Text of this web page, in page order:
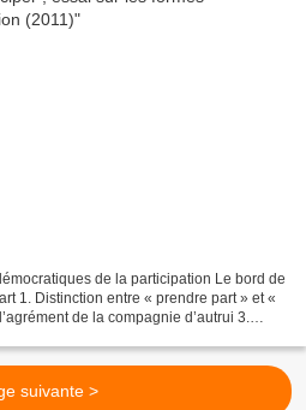
de la participation Le bord de
1. Distinction entre « prendre part » et «
de la compagnie d’autrui 3.
suivante >